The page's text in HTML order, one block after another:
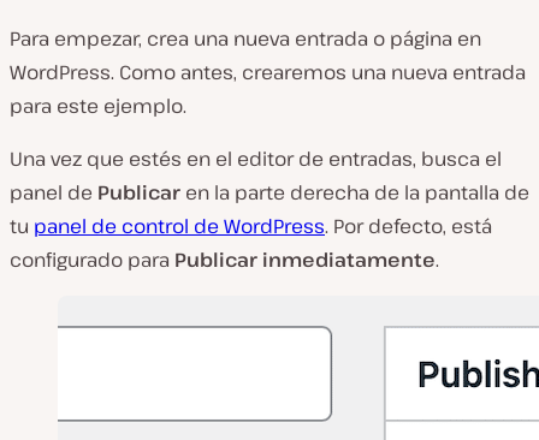
Para empezar, crea una nueva entrada o página en
WordPress. Como antes, crearemos una nueva entrada
para este ejemplo.
Una vez que estés en el editor de entradas, busca el
panel de Publicar en la parte derecha de la pantalla de
tu panel de control de WordPress. Por defecto, está
configurado para Publicar inmediatamente.